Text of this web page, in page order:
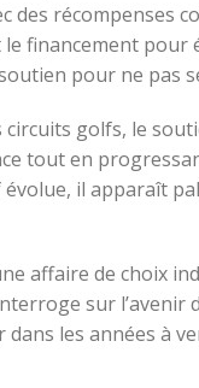
des
financement pour
pour ne pas
golfs, le
tout en
il apparaît
affaire de choix
sur
les années à